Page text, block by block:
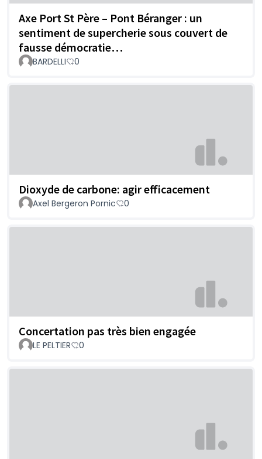
Axe Port St Père – Pont Béranger : un
sentiment de supercherie sous couvert de
fausse démocratie…
BARDELLI 0
Dioxyde de carbone: agir efficacement
Axel Bergeron Pornic 0
Concertation pas très bien engagée
LE PELTIER 0